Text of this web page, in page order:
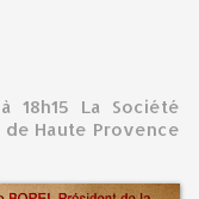
18h15 La Société
Haute Provence